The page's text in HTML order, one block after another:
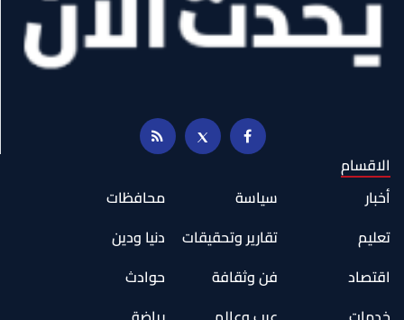
الاقسام
أخبار
سياسة
محافظات
تعليم
تقارير وتحقيقات
دنيا ودين
اقتصاد
فن وثقافة
حوادث